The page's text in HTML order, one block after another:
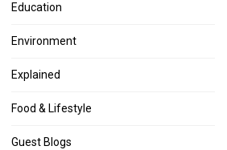
तेजीचा मार्ग…
Education
Environment
Explained
Food & Lifestyle
Guest Blogs